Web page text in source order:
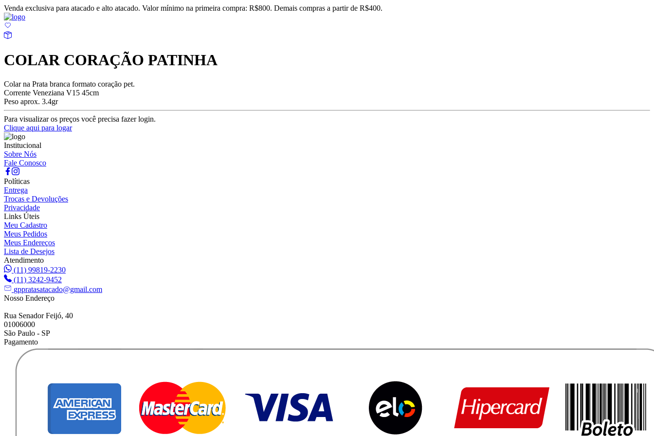
Venda exclusiva para atacado e alto atacado. Valor mínimo na primeira compra: R$800. Demais compras a partir de R$400.
COLAR CORAÇÃO PATINHA
Colar na Prata branca formato coração pet.
Corrente Veneziana V15 45cm
Peso aprox. 3.4gr
Para visualizar os preços você precisa fazer login.
Clique aqui para logar
Institucional
Sobre Nós
Fale Conosco
Políticas
Entrega
Trocas e Devoluções
Privacidade
Links Úteis
Meu Cadastro
Meus Pedidos
Meus Endereços
Lista de Desejos
Atendimento
(11) 99819-2230
(11) 3242-9452
gppratasatacado@gmail.com
Nosso Endereço
Rua Senador Feijó, 40
01006000
São Paulo - SP
Pagamento